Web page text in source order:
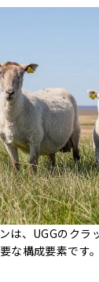
は、UGGのクラ
な構成要素です。